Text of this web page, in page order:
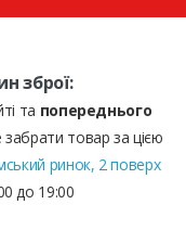
зброї:
та попереднього
товар за цією
ринок, 2 поверх
до 19:00